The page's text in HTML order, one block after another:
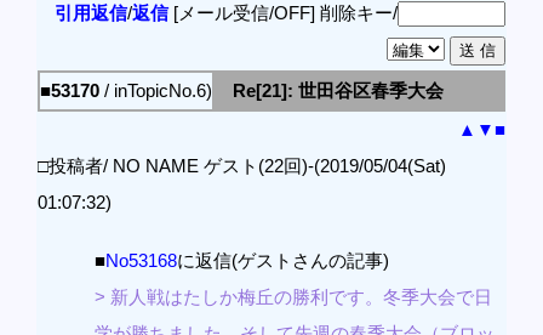
引用返信/返信[メール受信/OFF] 削除キー/
■53170 / inTopicNo.6)
Re[21]: 世田谷区春季大会
▲ ▼■
□投稿者/ NO NAME ゲスト(22回)-(2019/05/04(Sat)
01:07:32)
■No53168に返信(ゲストさんの記事)
> 新人戦はたしか梅丘の勝利です。冬季大会で日